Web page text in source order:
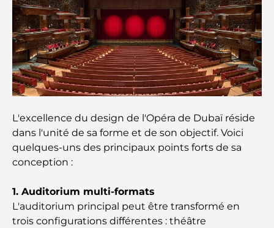
découvrez les meilleures options
Hôtels 5 étoiles à Dubaï : un luxe inégalé pour
chaque voyageur
Que faire dans le centre-ville de Dubaï : votre
guide ultime
Les meilleurs iftars à Dubaï : 7 adresses
incontournables pour un repas de Ramadan
mémorable
de la convivialité
Restaurants étoilés Michelin à Dubaï : un circuit
L'excellence du design de l'Opéra de Dubaï réside
dans l'unité de sa forme et de son objectif. Voici
quelques-uns des principaux points forts de sa
conception :
1. Auditorium multi-formats
L'auditorium principal peut être transformé en
trois configurations différentes : théâtre